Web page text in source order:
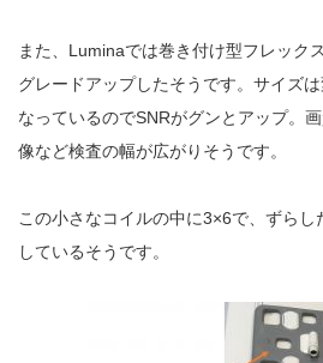
また、Luminaでは巻き付け型フレック
グレードアップしたそうです。サイズ
なっているのでSNRがグンとアップ。
像など検査の幅が広がりそうです。
この小さなコイルの中に3×6で、ずらし
しているそうです。